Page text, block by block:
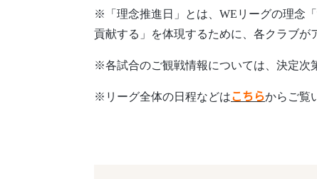
※「理念推進日」とは、WEリーグの理念
貢献する」を体現するために、各クラブが
※各試合のご観戦情報については、決定次
※リーグ全体の日程などはこちらからご覧